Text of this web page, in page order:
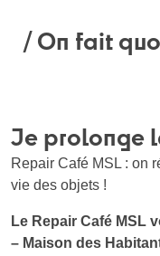
/ On fait
Je prolonge
Repair Café MSL : on
vie des objets !
Le Repair Café MSL
– Maison des